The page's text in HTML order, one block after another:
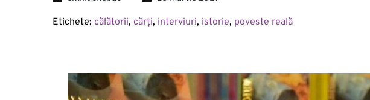
Etichete: călătorii, cărți, interviuri, istorie, poveste reală